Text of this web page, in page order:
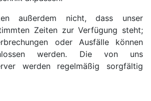
außerdem nicht, dass unser
Zeiten zur Verfügung steht;
oder Ausfälle können
werden. Die von uns
werden regelmäßig sorgfältig